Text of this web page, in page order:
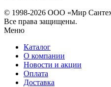
© 1998-2026 ООО «Мир
Все права защищены.
Меню
Каталог
О компании
Новости и акции
Оплата
Доставка